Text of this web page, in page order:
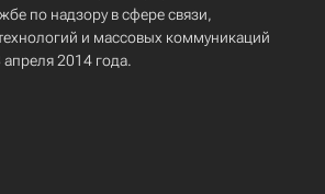
по надзору в сфере связи,
и массовых коммуникаций
2014 года.